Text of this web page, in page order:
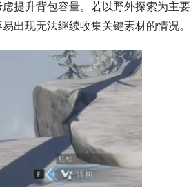
提升背包容量。若以野外探索为主要
出现无法继续收集关键素材的情况。